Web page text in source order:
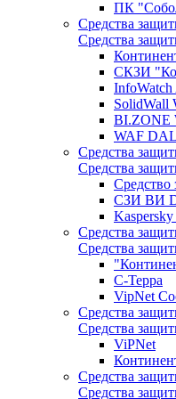
ПК
Средства
Средства
СКЗИ
SolidWall
BI.ZONE
WAF
Средства
Средства
СЗИ ВИ
Средства
Средства
С-Терра
VipNet
Средства
Средства
ViPNet
Средства
Средства